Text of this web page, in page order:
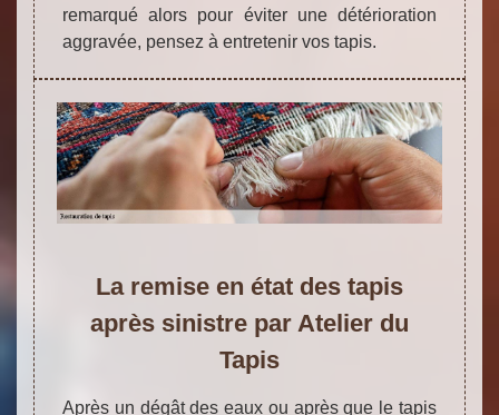
remarqué alors pour éviter une détérioration
aggravée, pensez à entretenir vos tapis.
La remise en état des tapis
après sinistre par Atelier du
Tapis
Après un dégât des eaux ou après que le tapis